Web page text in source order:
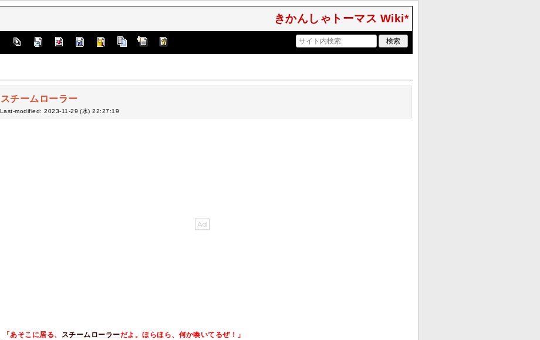
きかんしゃトーマス Wiki*
スチームローラー
Last-modified: 2023-11-29 (水) 22:27:19
「あそこに居る、 スチームローラーだよ。ほらほら、何か喚いてるぜ！」